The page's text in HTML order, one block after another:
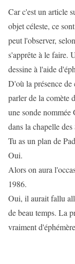
Car c'est un article
objet céleste, ce
peut l'observer,
s'apprête à le faire.
dessine à l'aide
D'où la présence
parler de la comète
une sonde nommée
dans la chapelle
Tu as un plan de
Oui.
Alors on aura
1986.
Oui, il aurait fallu
de beau temps. La
vraiment